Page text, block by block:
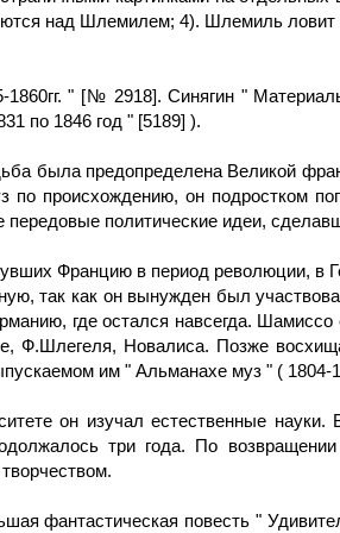
над Шлемилем; 4). Шлемиль
" [№ 2918]. Синягин "
по 1846 год " [5189] ).
была предопределена Великой
происхождению, он подростком
политические идеи,
Францию в период революции,
так как он вынужден был
где остался навсегда.
Ф.Шлегеля, Новалиса. Позже
им " Альманахе муз " ( 1804-
он изучал естественные науки.
три года. По
фантастическая повесть "